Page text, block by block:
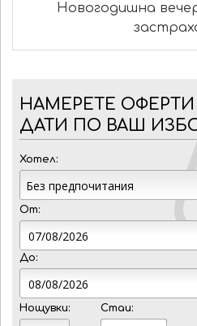
Новогодишна
НАМЕРЕТЕ ОФЕРТИ
ДАТИ ПО ВАШ
Хотел:
От:
До:
Нощувки: Стаи: